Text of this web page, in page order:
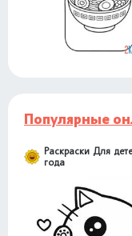
Популярные
Раскраски Для
года